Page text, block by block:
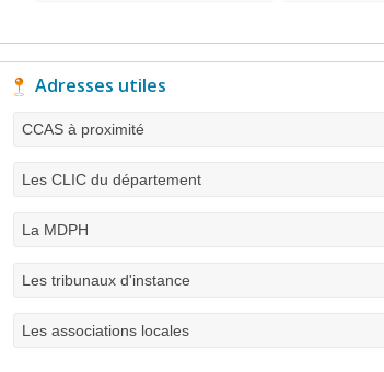
Adresses utiles
CCAS à proximité
Les CLIC du département
La MDPH
Les tribunaux d'instance
Les associations locales